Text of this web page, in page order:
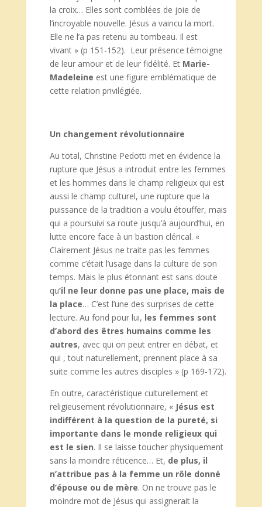
la croix… Elles sont comblées de joie de
l’incroyable nouvelle. Jésus a vaincu la mort.
Elle ne l’a pas retenu au tombeau. Il est
vivant » (p 151-152). Leur présence témoigne
de leur amour et de leur fidélité. Et Marie-
Madeleine est une figure emblématique de
cette relation privilégiée.
Un changement révolutionnaire
Au total, Christine Pedotti met en évidence la
rupture que Jésus a introduit entre les femmes
et les hommes dans le champ religieux qui est
aussi le champ culturel, une rupture que la
puissance de la tradition a voulu étouffer, mais
qui a poursuivi sa route jusqu’à aujourd’hui, en
lutte encore face à un bastion clérical. «
Clairement Jésus ne traite pas les femmes
comme c’était l’usage dans la culture de son
temps. Mais le plus étonnant est sans doute
qu’il ne leur donne pas une place, mais de
la place… C’est l’une des surprises de cette
lecture. Au fond pour lui, les femmes sont
d’abord des êtres humains comme les
autres, avec qui on peut entrer en débat, et
qui , tout naturellement, prennent place à sa
suite comme les autres disciples » (p 169-172).
En outre, caractéristique culturellement et
religieusement révolutionnaire, « Jésus est
indifférent à la question de la pureté, si
importante dans le monde religieux qui
est le sien. Il se laisse toucher physiquement
sans la moindre réticence… Et, de plus, il
n’attribue pas à la femme un rôle donné
d’épouse ou de mère. On ne trouve pas le
moindre mot de Jésus qui assignerait la